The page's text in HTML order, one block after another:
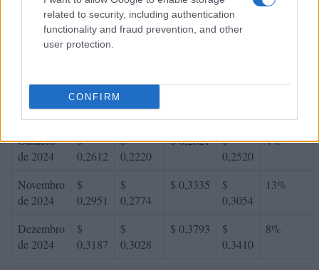
related to security, including authentication
functionality and fraud prevention, and other
user protection.
CONFIRM
Julho de
$
0,2302
0,2003
$ 0,2740
$
0,2371
-8%
Agosto de
$
de 2024
$
0,2511
0,2059
Outubro
de 2024
$
0,2612
$
0,2220
$ 0,2821
$
0,2520
4%
Novembro
de 2024
$
0,2951
$
0,2774
$ 0,3335
$
0,3054
13%
Dezembro
de 2024
$
0,3187
$
0,3028
$ 0,3793
$
0,3410
8%